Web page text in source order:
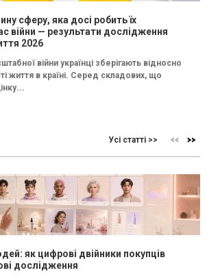
сферу, яка досі робить їх
війни — результати дослідження
2026
війни українці зберігають відносно
життя в країні. Серед складових, що
Усі статті >>
як цифрові двійники покупців
дослідження